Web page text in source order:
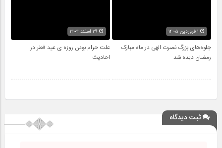
جلوه‌های بزرگ نصرت الهی در ماه مبارک
رمضان دیده شد
علت حرام بودن روزه ی عید فطر در
احادیث
ثبت دیدگاه